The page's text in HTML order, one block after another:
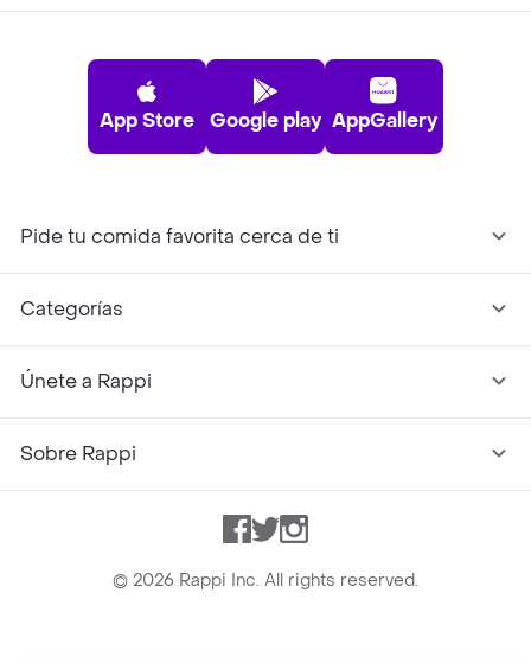
App Store Google play AppGallery
Pide tu comida favorita cerca de ti
Categorías
Únete a Rappi
Sobre Rappi
Facebook
TwitterInstagram
© 2026 Rappi Inc. All rights reserved.